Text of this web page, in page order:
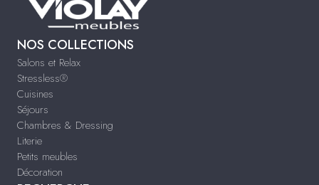
NOS COLLECTIONS
Salons et Relax
Stressless®
Cuisines
Séjours
Chambres & Dressing
Literie
Petits meubles
Décoration